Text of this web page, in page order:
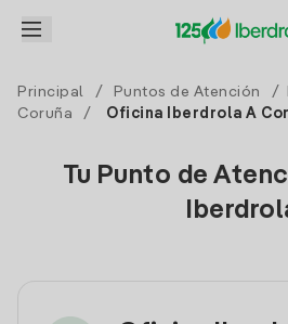
Principal / Puntos de Atención /
Coruña
/ Oficina Iberdrola A
Tu Punto de